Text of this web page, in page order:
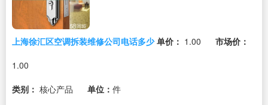
上海徐汇区空调拆装维修公司电话多少 单价： 1.00
市场价：
1.00
类别： 核心产品 单位： 件